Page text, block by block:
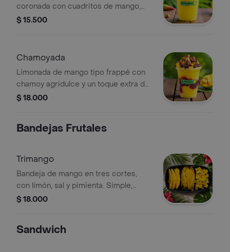
coronada con cuadritos de mango,
limón, sal y pimienta. Refrescante y
$ 15.500
Chamoyada
Limonada de mango tipo frappé con
chamoy agridulce y un toque extra de
tajín. Nuestro producto más vendido.
$ 18.000
Bandejas Frutales
Trimango
Bandeja de mango en tres cortes,
con limón, sal y pimienta. Simple,
fresco y para disfrutar en grande.
$ 18.000
Sandwich